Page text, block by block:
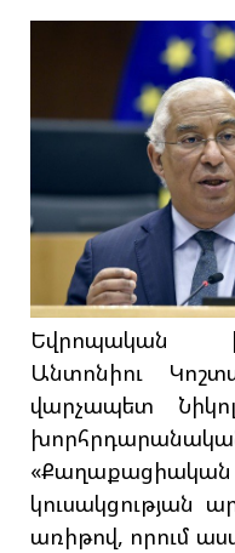
Եվրոպական
Անտոնիու
վարչապետ
կուսակցության
առիթով, որում